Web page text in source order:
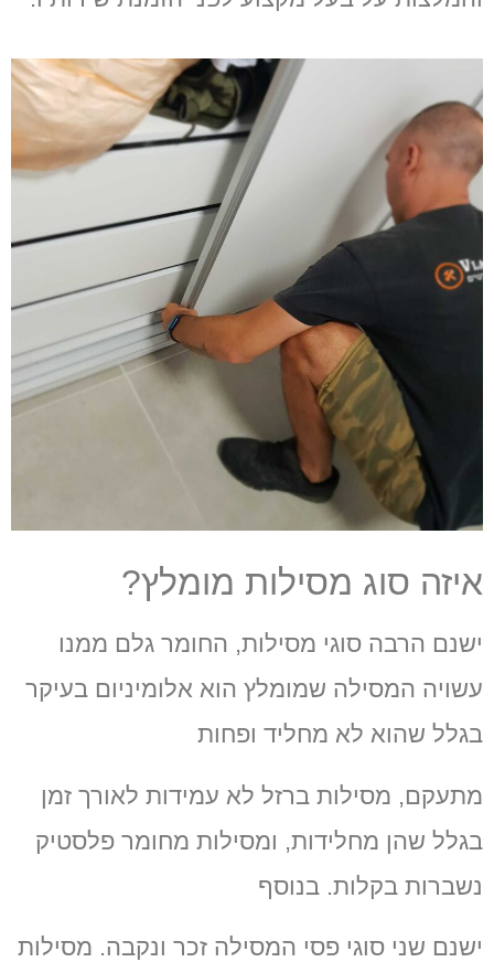
איזה סוג מסילות מומלץ?
ישנם הרבה סוגי מסילות, החומר גלם ממנו
עשויה המסילה שמומלץ הוא אלומיניום בעיקר
בגלל שהוא לא מחליד ופחות
מתעקם, מסילות ברזל לא עמידות לאורך זמן
בגלל שהן מחלידות, ומסילות מחומר פלסטיק
נשברות בקלות. בנוסף
ישנם שני סוגי פסי המסילה זכר ונקבה. מסילות